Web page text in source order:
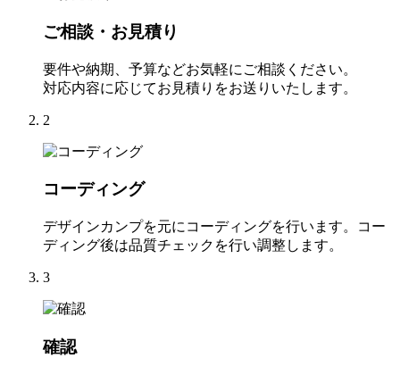
ご相談・お見積り
要件や納期、予算などお気軽にご相談ください。
対応内容に応じてお見積りをお送りいたします。
2
コーディング
デザインカンプを元にコーディングを行います。コー
ディング後は品質チェックを行い調整します。
3
確認